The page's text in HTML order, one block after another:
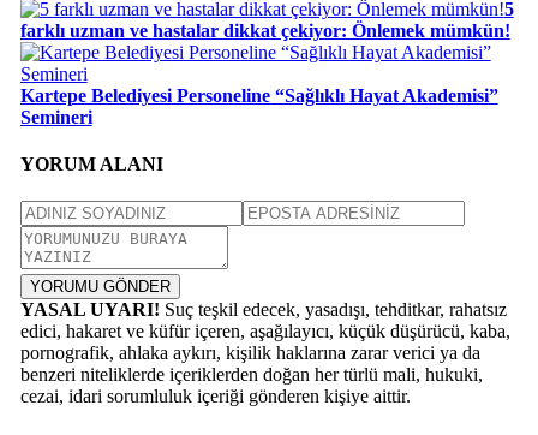
5
farklı uzman ve hastalar dikkat çekiyor: Önlemek mümkün!
Kartepe Belediyesi Personeline “Sağlıklı Hayat Akademisi”
Semineri
YORUM ALANI
YORUMU GÖNDER
YASAL UYARI! Suç teşkil edecek, yasadışı, tehditkar, rahatsız
edici, hakaret ve küfür içeren, aşağılayıcı, küçük düşürücü, kaba,
pornografik, ahlaka aykırı, kişilik haklarına zarar verici ya da
benzeri niteliklerde içeriklerden doğan her türlü mali, hukuki,
cezai, idari sorumluluk içeriği gönderen kişiye aittir.